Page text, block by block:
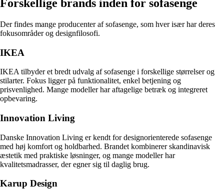
Forskellige brands inden for sofasenge
Der findes mange producenter af sofasenge, som hver især har deres
fokusområder og designfilosofi.
IKEA
IKEA tilbyder et bredt udvalg af sofasenge i forskellige størrelser og
stilarter. Fokus ligger på funktionalitet, enkel betjening og
prisvenlighed. Mange modeller har aftagelige betræk og integreret
opbevaring.
Innovation Living
Danske Innovation Living er kendt for designorienterede sofasenge
med høj komfort og holdbarhed. Brandet kombinerer skandinavisk
æstetik med praktiske løsninger, og mange modeller har
kvalitetsmadrasser, der egner sig til daglig brug.
Karup Design